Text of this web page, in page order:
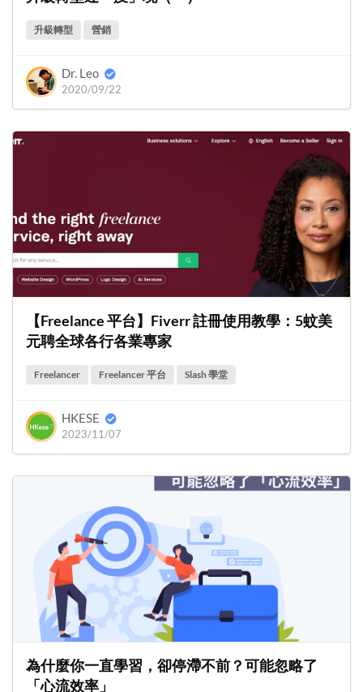
升級轉型 營銷
Dr. Leo
2020/09/22
【Freelance 平台】Fiverr 註冊使用教學：5蚊美
元聘全球各行各業專家
Freelancer Freelancer 平台 Slash 學堂
HKESE
2023/11/07
為什麼你一直學習，卻停滯不前？可能忽略了
「心流效率」